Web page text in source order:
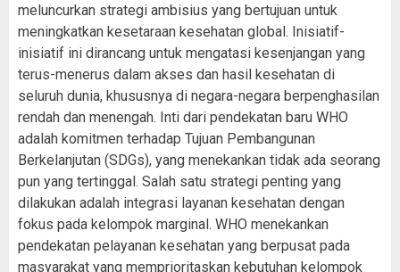
meluncurkan strategi ambisius yang bertujuan untuk
meningkatkan kesetaraan kesehatan global. Inisiatif-
inisiatif ini dirancang untuk mengatasi kesenjangan yang
terus-menerus dalam akses dan hasil kesehatan di
seluruh dunia, khususnya di negara-negara berpenghasilan
rendah dan menengah. Inti dari pendekatan baru WHO
adalah komitmen terhadap Tujuan Pembangunan
Berkelanjutan (SDGs), yang menekankan tidak ada seorang
pun yang tertinggal. Salah satu strategi penting yang
dilakukan adalah integrasi layanan kesehatan dengan
fokus pada kelompok marginal. WHO menekankan
pendekatan pelayanan kesehatan yang berpusat pada
masyarakat yang memprioritaskan kebutuhan kelompok